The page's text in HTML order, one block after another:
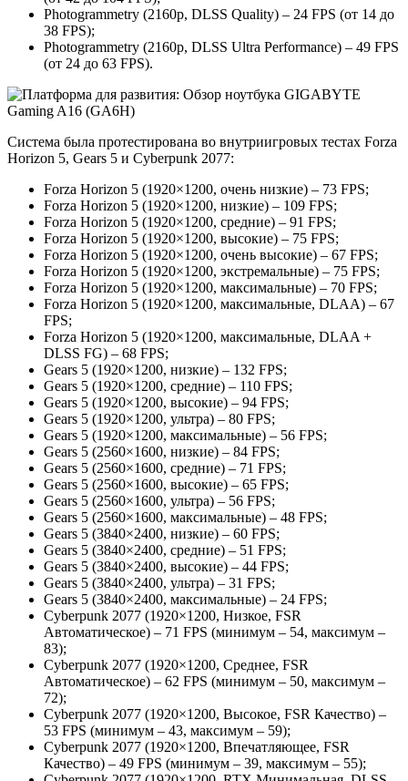
Photogrammetry (2160p, DLSS Quality) – 24 FPS (от 14 до
38 FPS);
Photogrammetry (2160p, DLSS Ultra Performance) – 49 FPS
(от 24 до 63 FPS).
Система была протестирована во внутриигровых тестах Forza
Horizon 5, Gears 5 и Cyberpunk 2077:
Forza Horizon 5 (1920×1200, очень низкие) – 73 FPS;
Forza Horizon 5 (1920×1200, низкие) – 109 FPS;
Forza Horizon 5 (1920×1200, средние) – 91 FPS;
Forza Horizon 5 (1920×1200, высокие) – 75 FPS;
Forza Horizon 5 (1920×1200, очень высокие) – 67 FPS;
Forza Horizon 5 (1920×1200, экстремальные) – 75 FPS;
Forza Horizon 5 (1920×1200, максимальные) – 70 FPS;
Forza Horizon 5 (1920×1200, максимальные, DLAA) – 67
FPS;
Forza Horizon 5 (1920×1200, максимальные, DLAA +
DLSS FG) – 68 FPS;
Gears 5 (1920×1200, низкие) – 132 FPS;
Gears 5 (1920×1200, средние) – 110 FPS;
Gears 5 (1920×1200, высокие) – 94 FPS;
Gears 5 (1920×1200, ультра) – 80 FPS;
Gears 5 (1920×1200, максимальные) – 56 FPS;
Gears 5 (2560×1600, низкие) – 84 FPS;
Gears 5 (2560×1600, средние) – 71 FPS;
Gears 5 (2560×1600, высокие) – 65 FPS;
Gears 5 (2560×1600, ультра) – 56 FPS;
Gears 5 (2560×1600, максимальные) – 48 FPS;
Gears 5 (3840×2400, низкие) – 60 FPS;
Gears 5 (3840×2400, средние) – 51 FPS;
Gears 5 (3840×2400, высокие) – 44 FPS;
Gears 5 (3840×2400, ультра) – 31 FPS;
Gears 5 (3840×2400, максимальные) – 24 FPS;
Cyberpunk 2077 (1920×1200, Низкое, FSR
Автоматическое) – 71 FPS (минимум – 54, максимум –
83);
Cyberpunk 2077 (1920×1200, Среднее, FSR
Автоматическое) – 62 FPS (минимум – 50, максимум –
72);
Cyberpunk 2077 (1920×1200, Высокое, FSR Качество) –
53 FPS (минимум – 43, максимум – 59);
Cyberpunk 2077 (1920×1200, Впечатляющее, FSR
Качество) – 49 FPS (минимум – 39, максимум – 55);